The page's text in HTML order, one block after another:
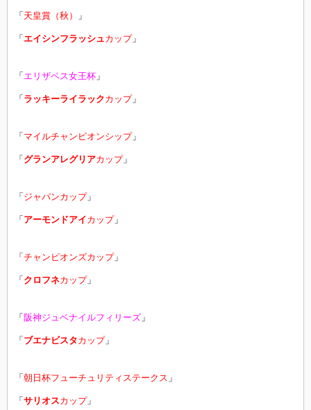
「 天皇賞（秋） 」
「 エイシンフラッシュ カップ」
「 エリザベス女王杯 」
「 ラッキーライラックカップ」
「 マイルチャンピオンシップ」
「 グランアレグリアカップ」
「 ジャパンカップ」
「 アーモンドアイカップ」
「 チャンピオンズカップ」
「 クロフネカップ」
「 阪神ジュベナイルフィリーズ 」
「 ブエナビスタカップ」
「 朝日杯フューチュリティステークス 」
「 サリオスカップ」